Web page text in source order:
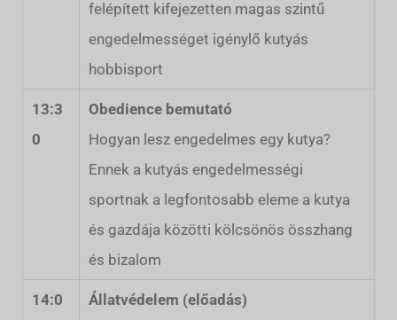
felépített kifejezetten magas szintű
engedelmességet igénylő kutyás
hobbisport
13:3
0
Obedience bemutató
Hogyan lesz engedelmes egy kutya?
Ennek a kutyás engedelmességi
sportnak a legfontosabb eleme a kutya
és gazdája közötti kölcsönös összhang
és bizalom
14:0
Állatvédelem (előadás)